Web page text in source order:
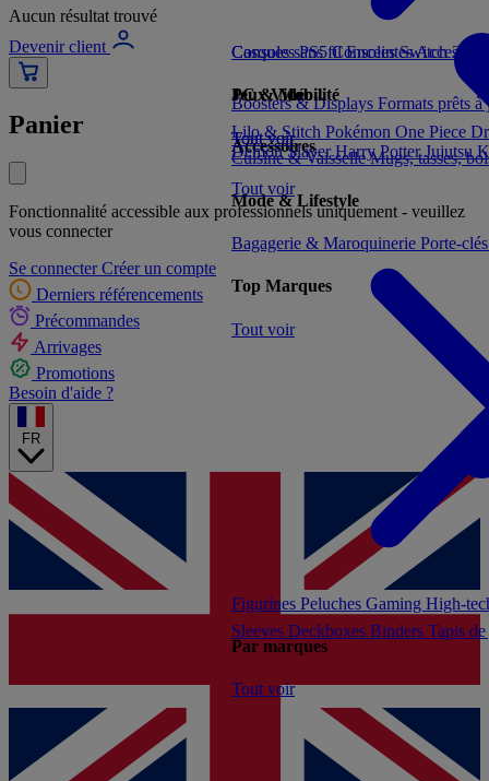
Aucun résultat trouvé
Devenir client
Panier
Fonctionnalité accessible aux professionnels uniquement - veuillez
vous connecter
Se connecter Créer un compte
Derniers référencements
Précommandes
Arrivages
Promotions
Besoin d'aide ?
FR
Figurines Peluches Gaming High-
Par marques
Tout voir
Consoles PS5Consoles Switch 2
Jeux Vidéo
Tout voir
Cuisine & VaisselleMugs, tasses,
Mode & Lifestyle
Bagagerie & Maroquinerie Porte-
Top Marques
Tout voir
Boosters & Displays Formats prêts
Accessoires
Tout voir
Sleeves Deckboxes Binders Tapis
Casques sans filEnceintes
PC & Mobilité
Tout voir
Lilo & Stitch Pokémon One Piece
Demon SlayerHarry PotterJujutsu